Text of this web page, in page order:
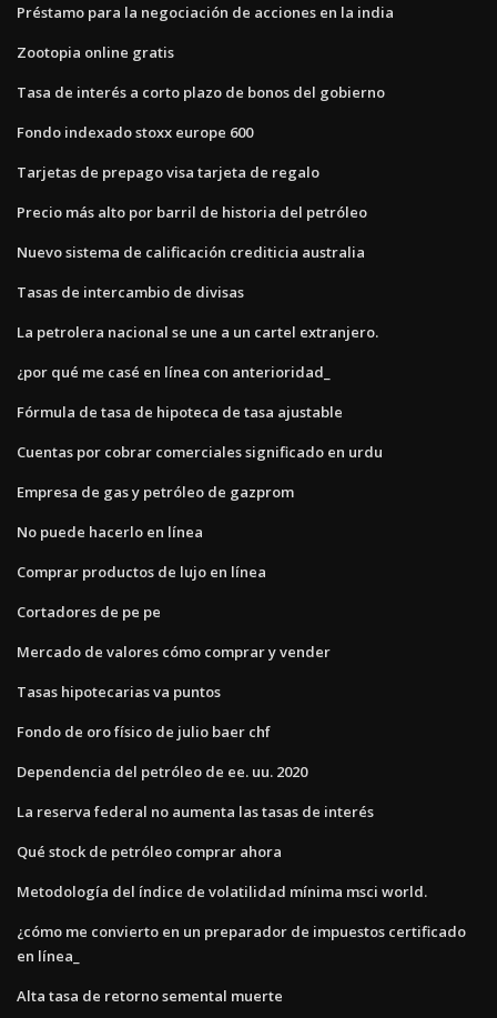
Préstamo para la negociación de acciones en la india
Zootopia online gratis
Tasa de interés a corto plazo de bonos del gobierno
Fondo indexado stoxx europe 600
Tarjetas de prepago visa tarjeta de regalo
Precio más alto por barril de historia del petróleo
Nuevo sistema de calificación crediticia australia
Tasas de intercambio de divisas
La petrolera nacional se une a un cartel extranjero.
¿por qué me casé en línea con anterioridad_
Fórmula de tasa de hipoteca de tasa ajustable
Cuentas por cobrar comerciales significado en urdu
Empresa de gas y petróleo de gazprom
No puede hacerlo en línea
Comprar productos de lujo en línea
Cortadores de pe pe
Mercado de valores cómo comprar y vender
Tasas hipotecarias va puntos
Fondo de oro físico de julio baer chf
Dependencia del petróleo de ee. uu. 2020
La reserva federal no aumenta las tasas de interés
Qué stock de petróleo comprar ahora
Metodología del índice de volatilidad mínima msci world.
¿cómo me convierto en un preparador de impuestos certificado
en línea_
Alta tasa de retorno semental muerte